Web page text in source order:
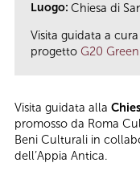
Luogo: Chiesa di
Visita guidata a
progetto G20
Visita guidata alla
promosso da Roma
Beni Culturali in
dell’Appia Antica.